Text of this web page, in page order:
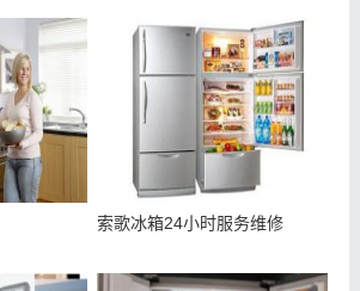
索歌冰箱24小时服务维修